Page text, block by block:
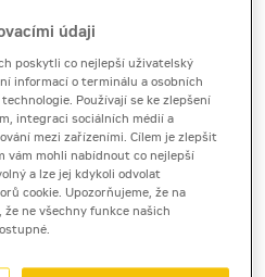
teleskopický manipulátor
MRT1845
Manitou MRT1845 nabízíme
údaji
poskytli co nejlepší uživatelský
informací o terminálu a osobních
Používají se ke zlepšení
integraci sociálních médií a
mezi zařízeními. Cílem je zlepšit
vám mohli nabídnout co nejlepší
a lze jej kdykoli odvolat
cookie. Upozorňujeme, že na
že ne všechny funkce našich